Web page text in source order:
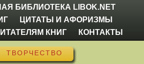
БИБЛИОТЕКА LIBOK.NET
ЦИТАТЫ И АФОРИЗМЫ
КНИГ
КОНТАКТЫ
ТВОРЧЕСТВО